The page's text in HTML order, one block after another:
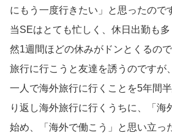
にもう一度行きたい」と思ったので
当SEはとても忙しく、休日出勤も
然1週間ほどの休みがドンとくるので
旅行に行こうと友達を誘うのですが
一人で海外旅行に行くことを5年間
り返し海外旅行に行くうちに、「海
始め、「海外で働こう」と思い立っ